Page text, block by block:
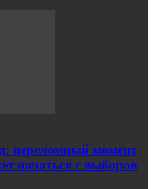
переломный момент
начаться с выборов